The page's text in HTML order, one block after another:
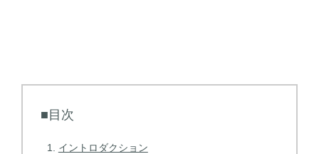
■目次
イントロダクション